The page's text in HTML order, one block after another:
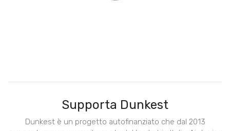
Supporta Dunkest
Dunkest è un progetto autofinanziato che dal 2013